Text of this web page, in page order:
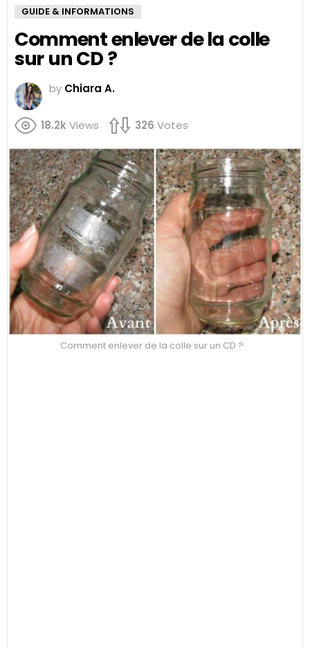
GUIDE & INFORMATIONS
Comment enlever de la colle
sur un CD ?
by Chiara A.
18.2kViews 326 Votes
Comment enlever de la colle sur un CD ?